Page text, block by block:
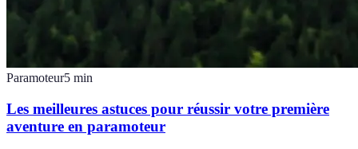
Paramoteur5 min
Les meilleures astuces pour réussir votre première
aventure en paramoteur